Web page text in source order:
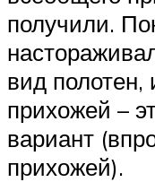
получили.
вид полотен,
прихожей –
вариант
прихожей).